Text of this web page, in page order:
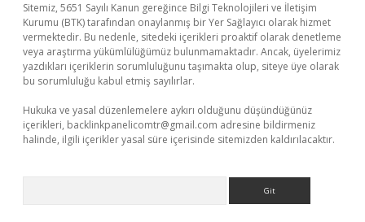
Sitemiz, 5651 Sayılı Kanun gereğince Bilgi Teknolojileri ve İletişim
Kurumu (BTK) tarafından onaylanmış bir Yer Sağlayıcı olarak hizmet
vermektedir. Bu nedenle, sitedeki içerikleri proaktif olarak denetleme
veya araştırma yükümlülüğümüz bulunmamaktadır. Ancak, üyelerimiz
yazdıkları içeriklerin sorumluluğunu taşımakta olup, siteye üye olarak
bu sorumluluğu kabul etmiş sayılırlar.
Hukuka ve yasal düzenlemelere aykırı olduğunu düşündüğünüz
içerikleri, backlinkpanelicomtr@gmail.com adresine bildirmeniz
halinde, ilgili içerikler yasal süre içerisinde sitemizden kaldırılacaktır.